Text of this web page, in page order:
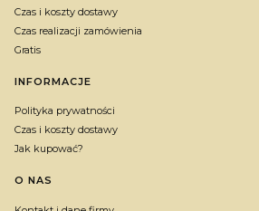
Czas i koszty dostawy
Czas realizacji zamówienia
Gratis
INFORMACJE
Polityka prywatności
Czas i koszty dostawy
Jak kupować?
O NAS